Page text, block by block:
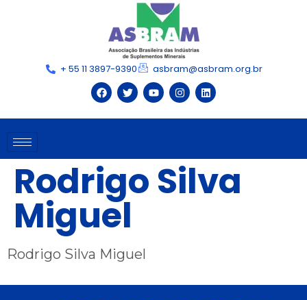
+ 55 11 3897-9390 asbram@asbram.org.br
Rodrigo Silva
Miguel
Rodrigo Silva Miguel